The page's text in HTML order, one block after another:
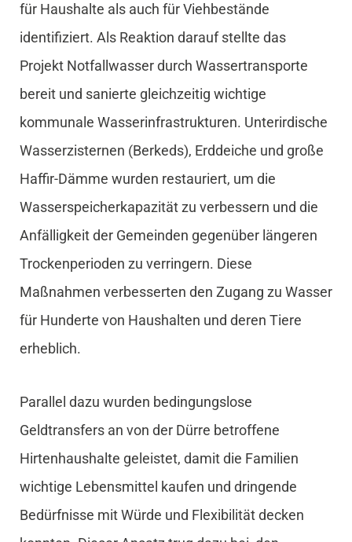
für Haushalte als auch für Viehbestände
identifiziert. Als Reaktion darauf stellte das
Projekt Notfallwasser durch Wassertransporte
bereit und sanierte gleichzeitig wichtige
kommunale Wasserinfrastrukturen. Unterirdische
Wasserzisternen (Berkeds), Erddeiche und große
Haffir-Dämme wurden restauriert, um die
Wasserspeicherkapazität zu verbessern und die
Anfälligkeit der Gemeinden gegenüber längeren
Trockenperioden zu verringern. Diese
Maßnahmen verbesserten den Zugang zu Wasser
für Hunderte von Haushalten und deren Tiere
erheblich.
Parallel dazu wurden bedingungslose
Geldtransfers an von der Dürre betroffene
Hirtenhaushalte geleistet, damit die Familien
wichtige Lebensmittel kaufen und dringende
Bedürfnisse mit Würde und Flexibilität decken